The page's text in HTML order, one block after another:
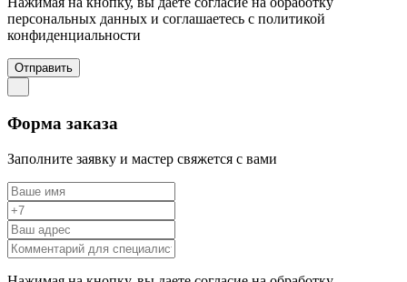
персональных данных и соглашаетесь c политикой
конфиденциальности
Отправить
Форма заказа
Заполните заявку и мастер свяжется с вами